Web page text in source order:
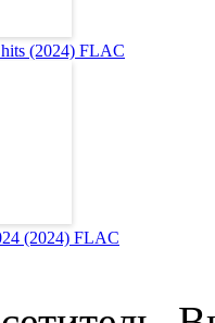
(2024) FLAC
(2024) FLAC